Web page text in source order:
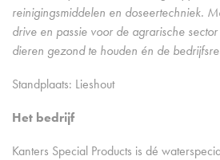
reinigingsmiddelen en doseertechniek.
drive en passie voor de agrarische
dieren gezond te houden én de
Standplaats: Lieshout
Het bedrijf
Kanters Special Products is dé